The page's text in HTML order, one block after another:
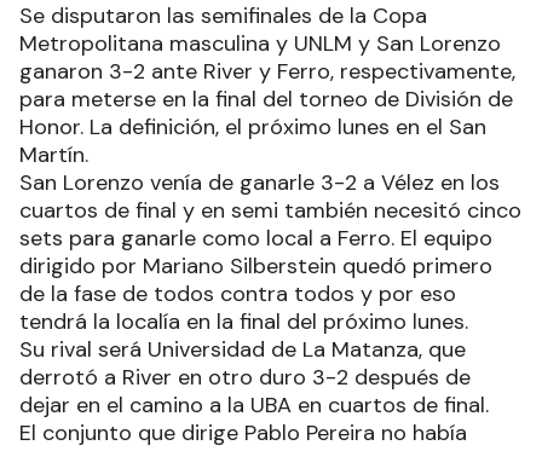
Se disputaron las semifinales de la Copa
Metropolitana masculina y UNLM y San Lorenzo
ganaron 3-2 ante River y Ferro, respectivamente,
para meterse en la final del torneo de División de
Honor. La definición, el próximo lunes en el San
Martín.
San Lorenzo venía de ganarle 3-2 a Vélez en los
cuartos de final y en semi también necesitó cinco
sets para ganarle como local a Ferro. El equipo
dirigido por Mariano Silberstein quedó primero
de la fase de todos contra todos y por eso
tendrá la localía en la final del próximo lunes.
Su rival será Universidad de La Matanza, que
derrotó a River en otro duro 3-2 después de
dejar en el camino a la UBA en cuartos de final.
El conjunto que dirige Pablo Pereira no había